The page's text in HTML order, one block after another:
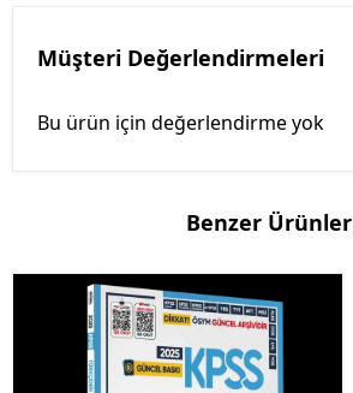
Müşteri Değerlendirmeleri
Bu ürün için değerlendirme yok
Benzer Ürünler